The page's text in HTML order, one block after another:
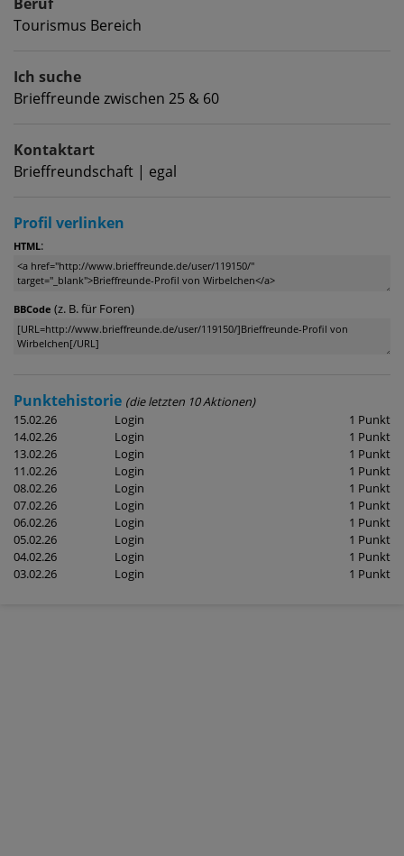
Tourismus Bereich
Ich suche
Brieffreunde zwischen 25 & 60
Kontaktart
Brieffreundschaft | egal
Profil verlinken
HTML:
BBCode (z. B. für Foren)
Punktehistorie (die letzten 10 Aktionen)
15.02.26
Login
1 Punkt
14.02.26
Login
1 Punkt
13.02.26
Login
1 Punkt
11.02.26
Login
1 Punkt
08.02.26
Login
1 Punkt
07.02.26
Login
1 Punkt
06.02.26
Login
1 Punkt
05.02.26
Login
1 Punkt
04.02.26
Login
1 Punkt
03.02.26
Login 1 Punkt